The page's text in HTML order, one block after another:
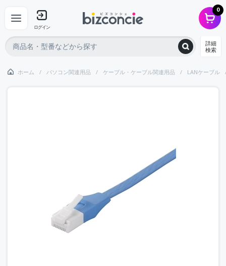
ログイン
0
詳細
検索
ホーム パソコン関連用品 ケーブル・ケーブル関連用品 LANケーブル